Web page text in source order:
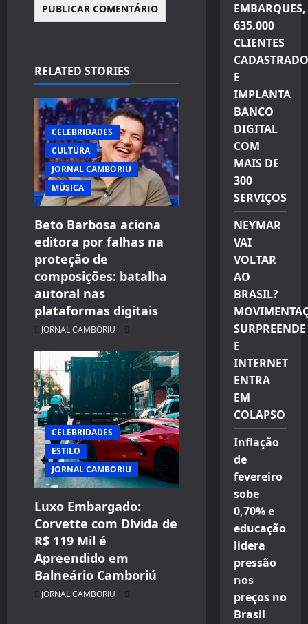
RELATED STORIES
CELEBRIDADES
CULTURA
JORNAL CAMBORIU
MÚSICA
Beto Barbosa aciona
editora por falhas na
proteção de
composições: batalha
autoral nas
plataformas digitais
JORNAL CAMBORIU
CELEBRIDADES
ESTILO
JORNAL CAMBORIU
Luxo Embargado:
Corvette com Dívida de
R$ 119 Mil é
Apreendido em
Balneário Camboriú
JORNAL CAMBORIU
CELEBRIDADES
CINEMA TEATRO TV INTERNET
ENTRETENIMENTO
JORNAL CAMBORIU
EMBARQUES,
635.000
CLIENTES
E
IMPLANTA
BANCO
DIGITAL
COM
MAIS DE
300
SERVIÇOS
NEYMAR
VAI
VOLTAR
AO
BRASIL?
SURPREENDE
E
INTERNET
ENTRA
EM
COLAPSO
Inflação
de
fevereiro
sobe
0,70% e
educação
lidera
pressão
nos
preços no
Brasil